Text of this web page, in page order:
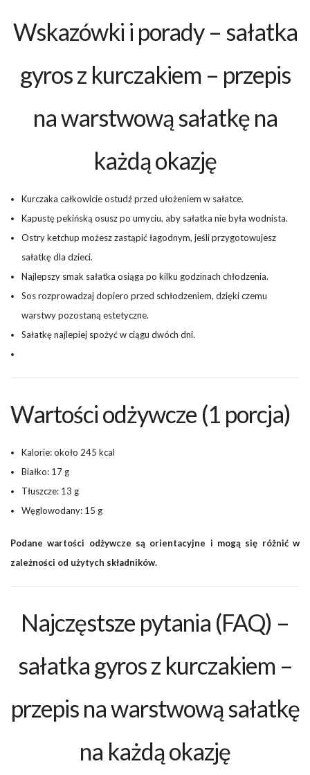
Wskazówki i porady – sałatka
gyros z kurczakiem – przepis
na warstwową sałatkę na
każdą okazję
Kurczaka całkowicie ostudź przed ułożeniem w sałatce.
Kapustę pekińską osusz po umyciu, aby sałatka nie była wodnista.
Ostry ketchup możesz zastąpić łagodnym, jeśli przygotowujesz
sałatkę dla dzieci.
Najlepszy smak sałatka osiąga po kilku godzinach chłodzenia.
Sos rozprowadzaj dopiero przed schłodzeniem, dzięki czemu
warstwy pozostaną estetyczne.
Sałatkę najlepiej spożyć w ciągu dwóch dni.
Wartości odżywcze (1 porcja)
Kalorie: około 245 kcal
Białko: 17 g
Tłuszcze: 13 g
Węglowodany: 15 g
Podane wartości odżywcze są orientacyjne i mogą się różnić w
zależności od użytych składników.
Najczęstsze pytania (FAQ) –
sałatka gyros z kurczakiem –
przepis na warstwową sałatkę
na każdą okazję